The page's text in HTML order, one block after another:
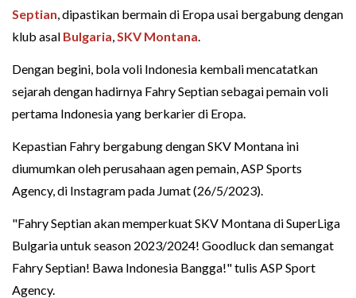
Septian, dipastikan bermain di Eropa usai bergabung dengan
klub asal Bulgaria,SKV Montana.
Dengan begini, bola voli Indonesia kembali mencatatkan
sejarah dengan hadirnya Fahry Septian sebagai pemain voli
pertama Indonesia yang berkarier di Eropa.
Kepastian Fahry bergabung dengan SKV Montana ini
diumumkan oleh perusahaan agen pemain, ASP Sports
Agency, di Instagram pada Jumat (26/5/2023).
"Fahry Septian akan memperkuat SKV Montana di SuperLiga
Bulgaria untuk season 2023/2024! Goodluck dan semangat
Fahry Septian! Bawa Indonesia Bangga!" tulis ASP Sport
Agency.